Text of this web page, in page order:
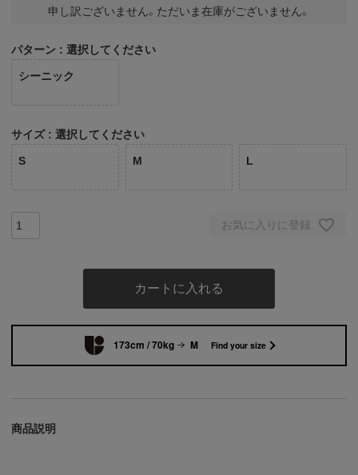
申し訳ございません。ただいま在庫がございません。
パターン 選択してください
シーニック
サイズ 選択してください
S M L
お気に入りに登録
カートに入れる
173cm / 70kg M Find your size
商品説明